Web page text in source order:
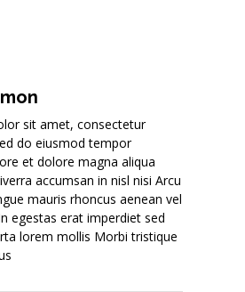
sit amet, consectetur
do eiusmod tempor
et dolore magna aliqua
accumsan in nisl nisi Arcu
mauris rhoncus aenean vel
egestas erat imperdiet sed
lorem mollis Morbi tristique